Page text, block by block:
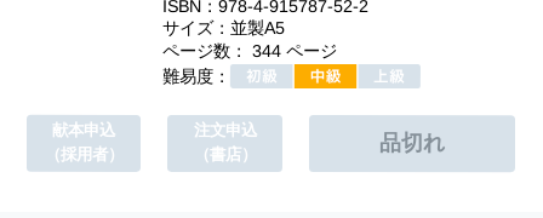
ISBN：978-4-915787-52-2
サイズ：並製A5
ページ数： 344 ページ
難易度：
献本申込
（採用者）
注文申込
（書店）